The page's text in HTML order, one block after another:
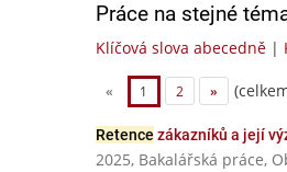
Práce na stejné
Klíčová slova abecedně |
« 1 2 »
Retence zákazníků a její
2025, Bakalářská práce,